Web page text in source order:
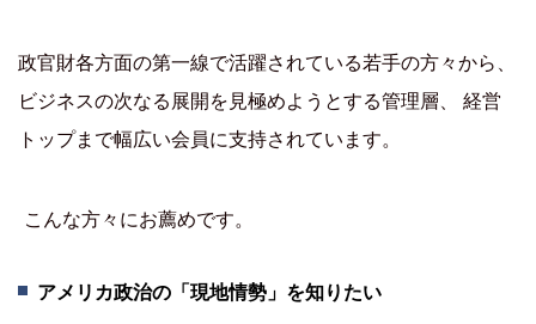
政官財各方面の第一線で活躍されている若手の方々から、
ビジネスの次なる展開を見極めようとする管理層、 経営
トップまで幅広い会員に支持されています。
こんな方々にお薦めです。
アメリカ政治の「現地情勢」を知りたい